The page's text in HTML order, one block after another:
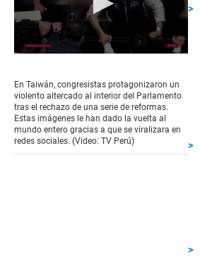
of
1
minute,
31
seconds
En Taiwán, congresistas protagonizaron un
violento altercado al interior del Parlamento
tras el rechazo de una serie de reformas.
Estas imágenes le han dado la vuelta al
mundo entero gracias a que se viralizara en
redes sociales. (Video: TV Perú)